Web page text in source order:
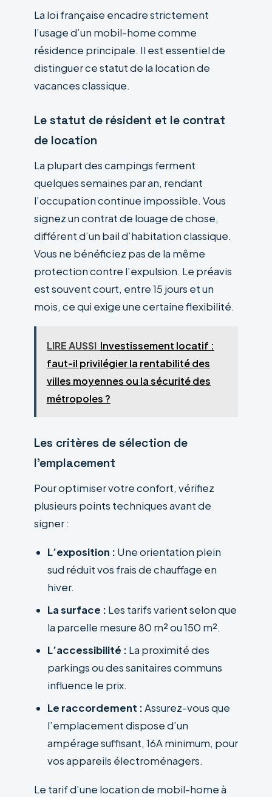
La loi française encadre strictement
l’usage d’un mobil-home comme
résidence principale. Il est essentiel de
distinguer ce statut de la location de
vacances classique.
Le statut de résident et le contrat
de location
La plupart des campings ferment
quelques semaines par an, rendant
l’occupation continue impossible. Vous
signez un contrat de louage de chose,
différent d’un bail d’habitation classique.
Vous ne bénéficiez pas de la même
protection contre l’expulsion. Le préavis
est souvent court, entre 15 jours et un
mois, ce qui exige une certaine flexibilité.
LIRE AUSSI Investissement locatif :
faut-il privilégier la rentabilité des
villes moyennes ou la sécurité des
métropoles ?
Les critères de sélection de
l’emplacement
Pour optimiser votre confort, vérifiez
plusieurs points techniques avant de
signer :
L’exposition : Une orientation plein
sud réduit vos frais de chauffage en
hiver.
La surface : Les tarifs varient selon que
la parcelle mesure 80 m² ou 150 m².
L’accessibilité : La proximité des
parkings ou des sanitaires communs
influence le prix.
Le raccordement :Assurez-vous que
l’emplacement dispose d’un
ampérage suffisant, 16A minimum, pour
vos appareils électroménagers.
Le tarif d’une location de mobil-home à